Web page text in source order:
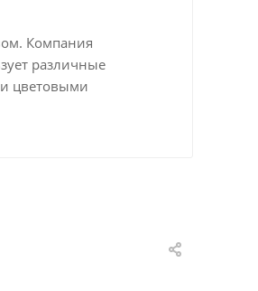
Компания
различные
цветовыми